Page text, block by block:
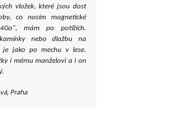
vložek, které jsou dost
co nosím magnetické
mám po potížích.
nebo dlažbu na
je jako po mechu v lese.
i mému manželovi a i on
Praha